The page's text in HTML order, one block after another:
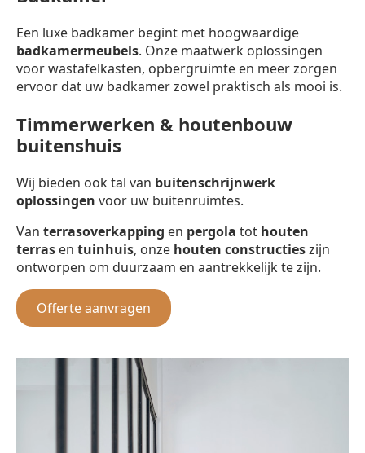
Een luxe badkamer begint met hoogwaardige
badkamermeubels. Onze maatwerk oplossingen
voor wastafelkasten, opbergruimte en meer zorgen
ervoor dat uw badkamer zowel praktisch als mooi is.
Timmerwerken & houtenbouw
buitenshuis
Wij bieden ook tal van buitenschrijnwerk
oplossingen voor uw buitenruimtes.
Van terrasoverkapping en pergola tot houten
terras en tuinhuis, onze houten constructieszijn
ontworpen om duurzaam en aantrekkelijk te zijn.
Offerte aanvragen